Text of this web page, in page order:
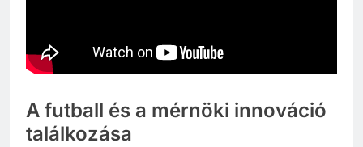
A futball és a mérnöki innováció
találkozása